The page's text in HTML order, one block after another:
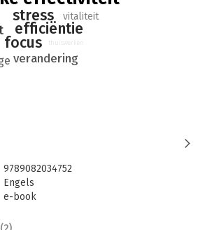
stress
efficiëntie
focus
verandering
vitaliteit
thuiswerken
9789082034752
Engels
e-book
epub